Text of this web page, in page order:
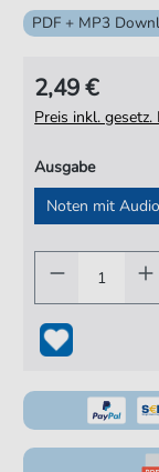
PDF + MP3
2,49 €
Preis inkl.
Ausgabe
Noten mit Audio